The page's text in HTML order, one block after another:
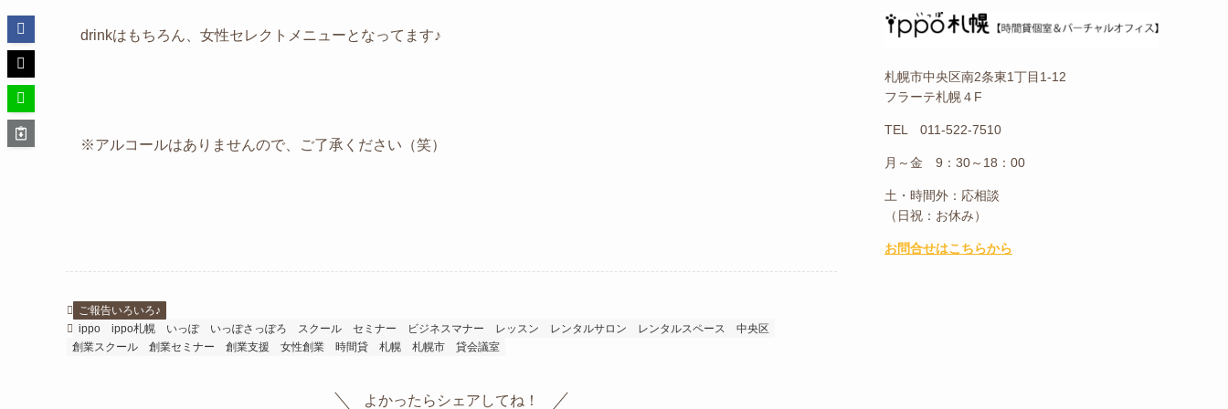
drinkはもちろん、女性セレクトメニューとなってます♪
※アルコールはありませんので、ご了承ください（笑）
ご報告いろいろ♪
ippo
ippo札幌 いっぽ いっぽさっぽろ スクール セミナー ビジネスマナー レッスン レンタルサロン レンタルスペース
中央区
創業スクール
創業セミナー 創業支援 女性創業 時間貸 札幌 札幌市 貸会議室
よかったらシェアしてね！
札幌市中央区南2条東1丁目1-12
フラーテ札幌４F
TEL 011-522-7510
月～金 9：30～18：00
土・時間外：応相談
（日祝：お休み）
お問合せはこちらから